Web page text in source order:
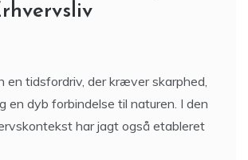
en tidsfordriv, der kræver skarphed,
en dyb forbindelse til naturen. I den
har jagt også etableret